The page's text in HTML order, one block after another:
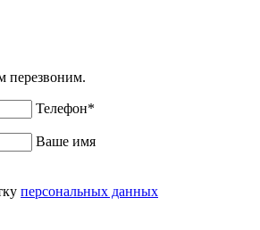
перезвоним.
Телефон*
Ваше имя
персональных данных